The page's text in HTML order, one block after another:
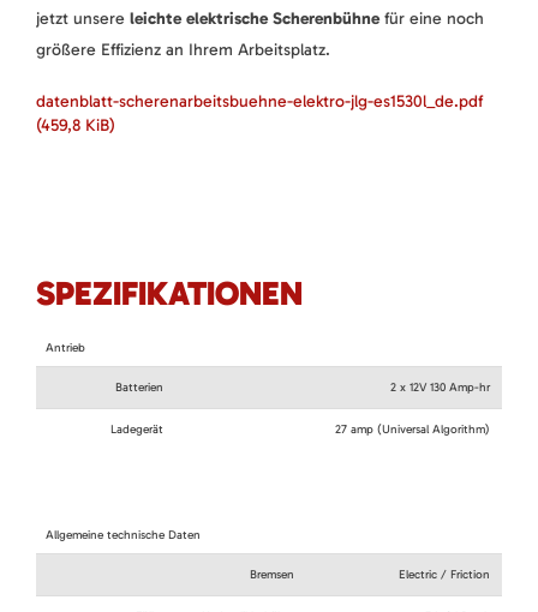
jetzt unsere leichte elektrische Scherenbühnefür eine noch
größere Effizienz an Ihrem Arbeitsplatz.
datenblatt-scherenarbeitsbuehne-elektro-jlg-es1530l_de.pdf
(459,8 KiB)
SPEZIFIKATIONEN
Antrieb
Batterien 2 x 12V 130 Amp-hr
Ladegerät 27 amp (Universal Algorithm)
Allgemeine technische Daten
Bremsen Electric / Friction